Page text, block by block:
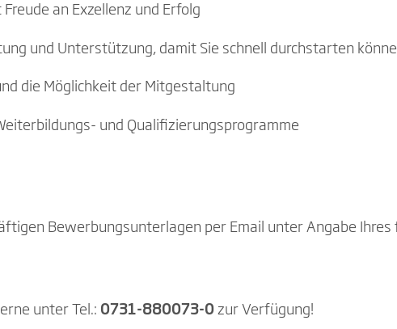
an Exzellenz und Erfolg
und Unterstützung, damit Sie schnell durchstarten
die Möglichkeit der Mitgestaltung
und Qualifizierungsprogramme
Bewerbungsunterlagen per Email unter Angabe
unter Tel.: 0731-880073-0 zur Verfügung!